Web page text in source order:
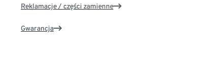
Reklamacje / części zamienne
Gwarancja